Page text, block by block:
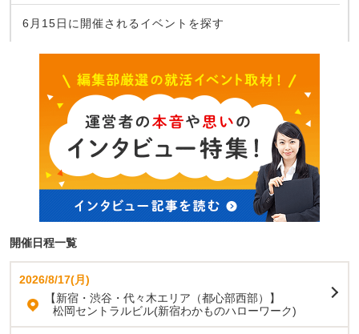
6月15日に開催されるイベントを探す
開催日程一覧
2026/8/17(月)
【新宿・渋谷・代々木エリア（都心部西部）】
松岡セントラルビル(新宿わかものハローワーク)